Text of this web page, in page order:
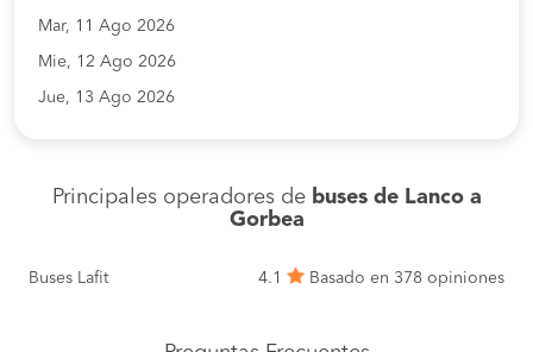
Mar, 11 Ago 2026
Mie, 12 Ago 2026
Jue, 13 Ago 2026
Principales operadores de buses de Lanco a
Gorbea
Buses Lafit 4.1 Basado en 378 opiniones